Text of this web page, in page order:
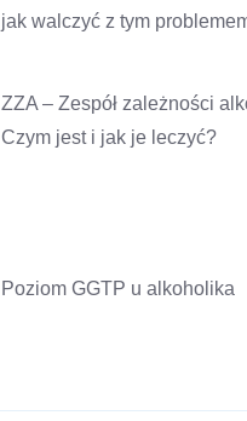
jak walczyć z tym
ZZA – Zespół zależności
Czym jest i jak je leczyć?
Poziom GGTP u alkoholika